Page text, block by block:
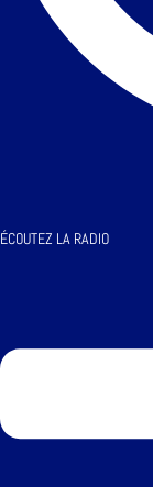
ÉCOUTEZ LA RADIO